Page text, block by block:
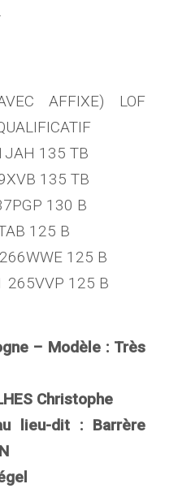
AFFIXE) LOF
135 TB
135 TB
130 B
125 B
125 B
265VVP 125 B
– Modèle : Très
Christophe
lieu-dit : Barrère